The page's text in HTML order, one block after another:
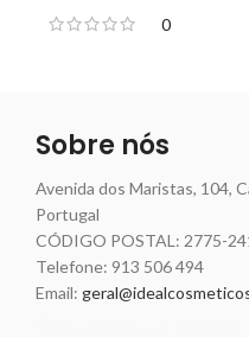
0
Sobre nós
Avenida dos Maristas, 104,
Portugal
CÓDIGO POSTAL: 2775-
Telefone: 913 506 494
Email: